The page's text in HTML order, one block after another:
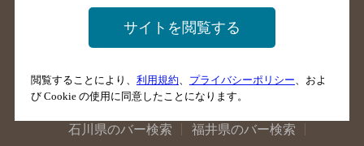
神奈川県のバー検索
千葉県のバー検索
静岡県のバー検索
三重県のバー検索
岐阜県のバー検索
富山県のバー検索
石川県のバー検索
福井県のバー検索
サイトを閲覧する
閲覧することにより、 利用規約 プライバシーポリシー 、およ
び Cookie の使用に同意したことになります。